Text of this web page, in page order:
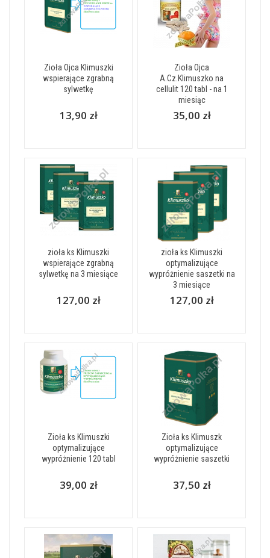
Zioła Ojca Klimuszki
wspierające zgrabną
sylwetkę
13,90 zł
Zioła Ojca
A.Cz.Klimuszko na
cellulit 120 tabl - na 1
miesiąc
35,00 zł
zioła ks Klimuszki
wspierające zgrabną
sylwetkę na 3 miesiące
127,00 zł
zioła ks Klimuszki
optymalizujące
wypróżnienie saszetki na
3 miesiące
127,00 zł
Zioła ks Klimuszki
optymalizujące
wypróżnienie 120 tabl
39,00 zł
Zioła ks Klimuszk
optymalizujące
wypróżnienie saszetki
37,50 zł